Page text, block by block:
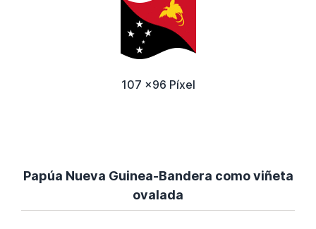
107 x96 Píxel
Papúa Nueva Guinea-Bandera como viñeta
ovalada